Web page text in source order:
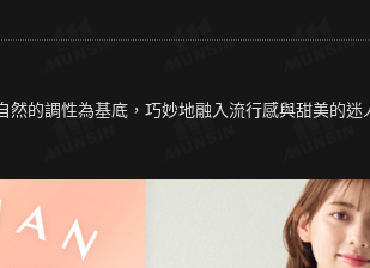
的調性為基底，巧妙地融入流行感與甜美的迷